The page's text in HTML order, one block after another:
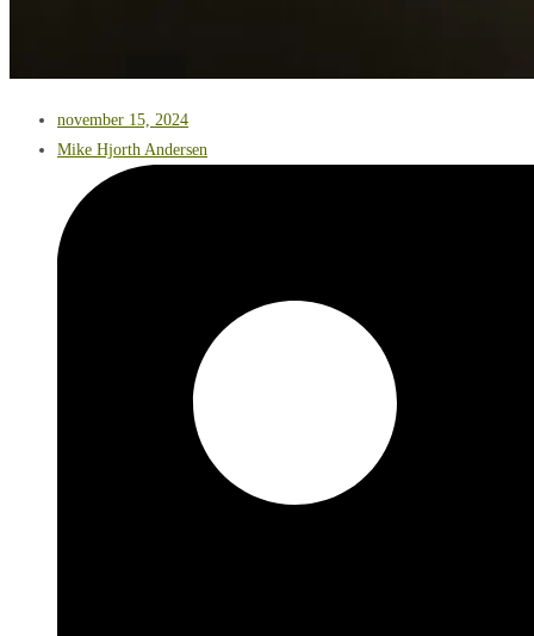
november 15, 2024
Mike Hjorth Andersen